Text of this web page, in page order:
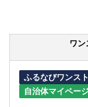
ワン
ふるなびワンス
自治体マイペー